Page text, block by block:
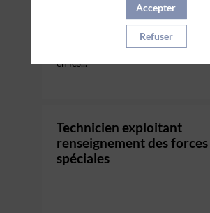
VOTRE MISSION
Sous statut militaire, votre
à appuyer les mouvements d’unités
en les...
Technicien exploitant
renseignement des forces
spéciales
Accepter
Refuser